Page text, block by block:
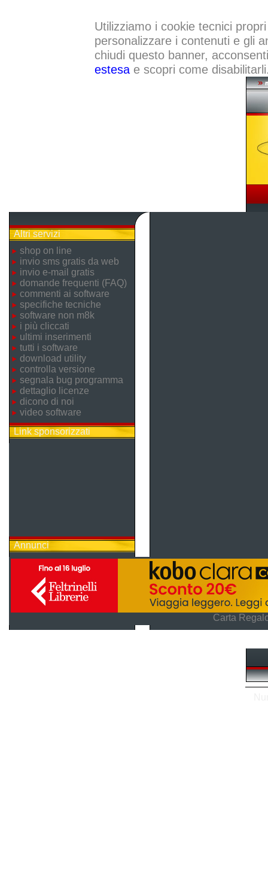
Utilizziamo i cookie tecnici
personalizzare i contenuti e gli
chiudi questo banner,
estesae scopri come
Altri servizi
shop on line
invio sms gratis da web
invio e-mail gratis
domande frequenti (FAQ)
commenti ai software
specifiche tecniche
software non m8k
i più cliccati
ultimi inserimenti
tutti i software
download utility
controlla versione
segnala bug programma
dettaglio licenze
dicono di noi
video software
Link sponsorizzati
Annunci
Carta